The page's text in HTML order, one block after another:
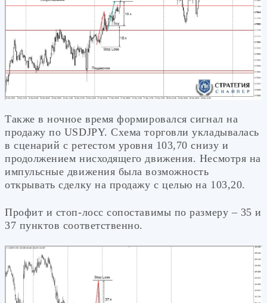
Также в ночное время формировался сигнал на
продажу по USDJPY. Схема торговли укладывалась
в сценарий с ретестом уровня 103,70 снизу и
продолжением нисходящего движения. Несмотря на
импульсные движения была возможность
открывать сделку на продажу с целью на 103,20.
Профит и стоп-лосс сопоставимы по размеру – 35 и
37 пунктов соответственно.